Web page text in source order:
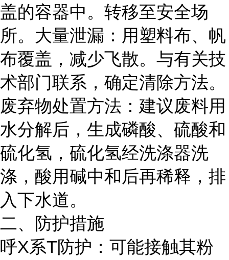
盖的容器中。转移至安全场
所。大量泄漏：用塑料布、帆
布覆盖，减少飞散。与有关技
术部门联系，确定清除方法。
废弃物处置方法：建议废料用
水分解后，生成磷酸、硫酸和
硫化氢，硫化氢经洗涤器洗
涤，酸用碱中和后再稀释，排
入下水道。
二、防护措施
呼X系T防护：可能接触其粉